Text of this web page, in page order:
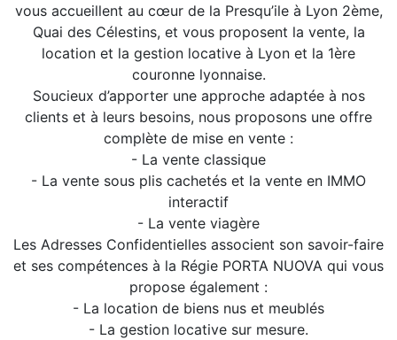
vous accueillent au cœur de la Presqu’ile à Lyon 2ème,
Quai des Célestins, et vous proposent la vente, la
location et la gestion locative à Lyon et la 1ère
couronne lyonnaise.
Soucieux d’apporter une approche adaptée à nos
clients et à leurs besoins, nous proposons une offre
complète de mise en vente :
- La vente classique
- La vente sous plis cachetés et la vente en IMMO
interactif
- La vente viagère
Les Adresses Confidentielles associent son savoir-faire
et ses compétences à la Régie PORTA NUOVA qui vous
propose également :
- La location de biens nus et meublés
- La gestion locative sur mesure.